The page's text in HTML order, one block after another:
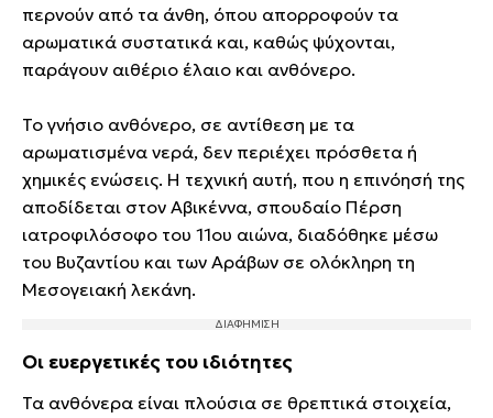
περνούν από τα άνθη, όπου απορροφούν τα
αρωματικά συστατικά και, καθώς ψύχονται,
παράγουν αιθέριο έλαιο και ανθόνερο.
Το γνήσιο ανθόνερο, σε αντίθεση με τα
αρωματισμένα νερά, δεν περιέχει πρόσθετα ή
χημικές ενώσεις. Η τεχνική αυτή, που η επινόησή της
αποδίδεται στον Αβικέννα, σπουδαίο Πέρση
ιατροφιλόσοφο του 11ου αιώνα, διαδόθηκε μέσω
του Βυζαντίου και των Αράβων σε ολόκληρη τη
Μεσογειακή λεκάνη.
Οι ευεργετικές του ιδιότητες
Τα ανθόνερα είναι πλούσια σε θρεπτικά στοιχεία,